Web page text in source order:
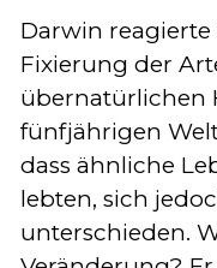
Darwin reagierte
Fixierung der
übernatürlichen
fünfjährigen
dass ähnliche
lebten, sich
unterschieden.